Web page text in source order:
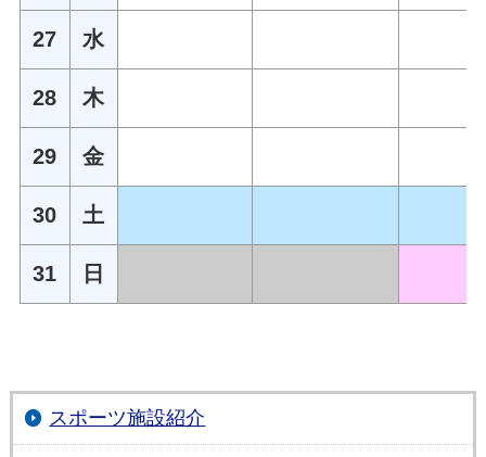
27 水
28 木
29 金
30 土
31 日
スポーツ施設紹介